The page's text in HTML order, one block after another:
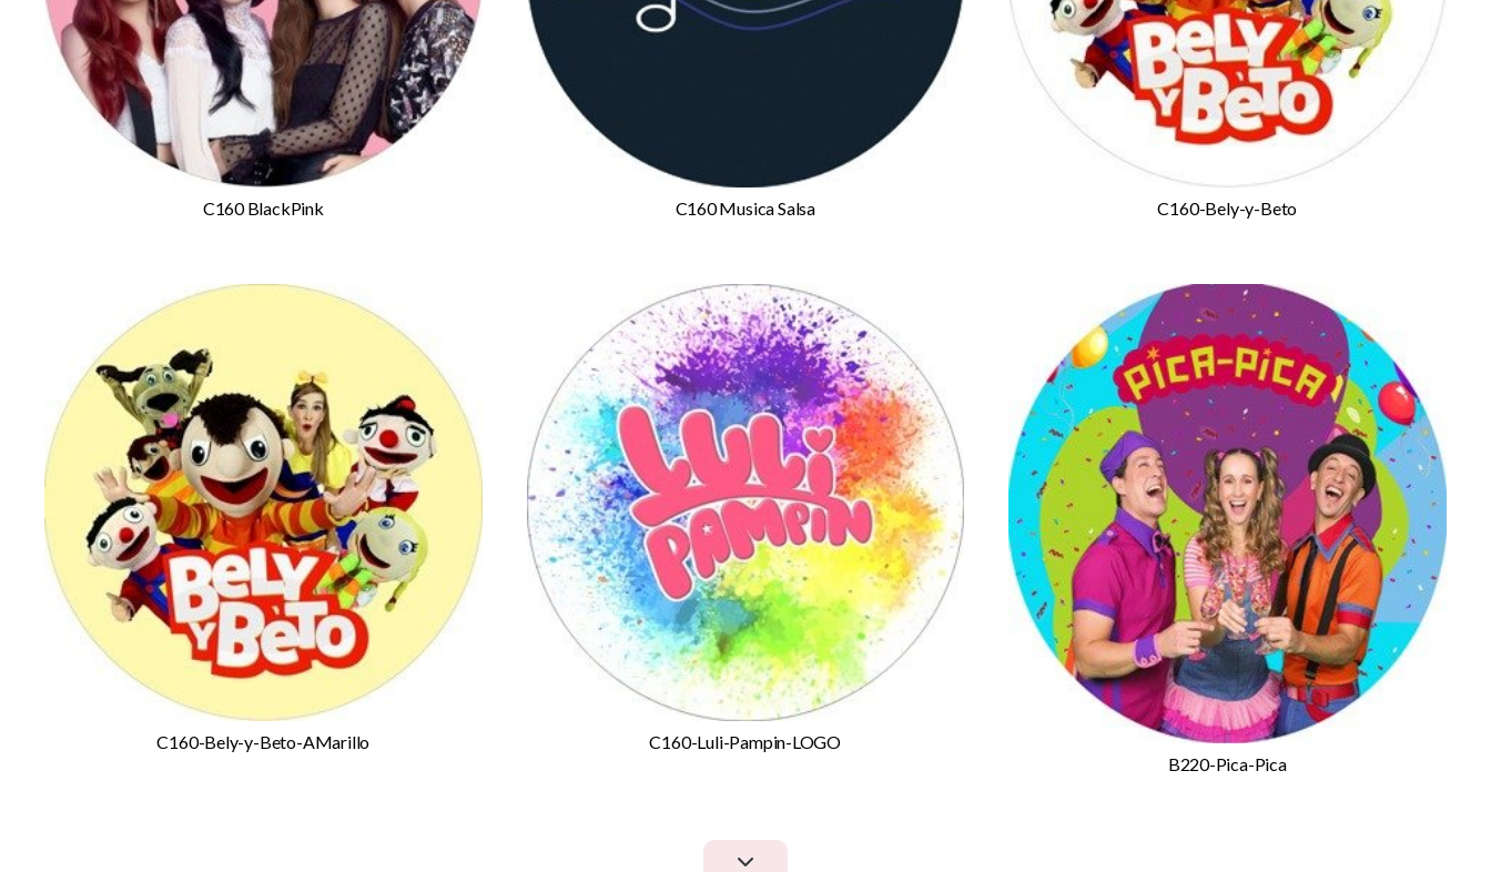
C160 BlackPink C160 Musica Salsa C160-Bely-y-Beto
C160-Bely-y-Beto-AMarillo
C160-Luli-Pampin-LOGO
B220-Pica-Pica